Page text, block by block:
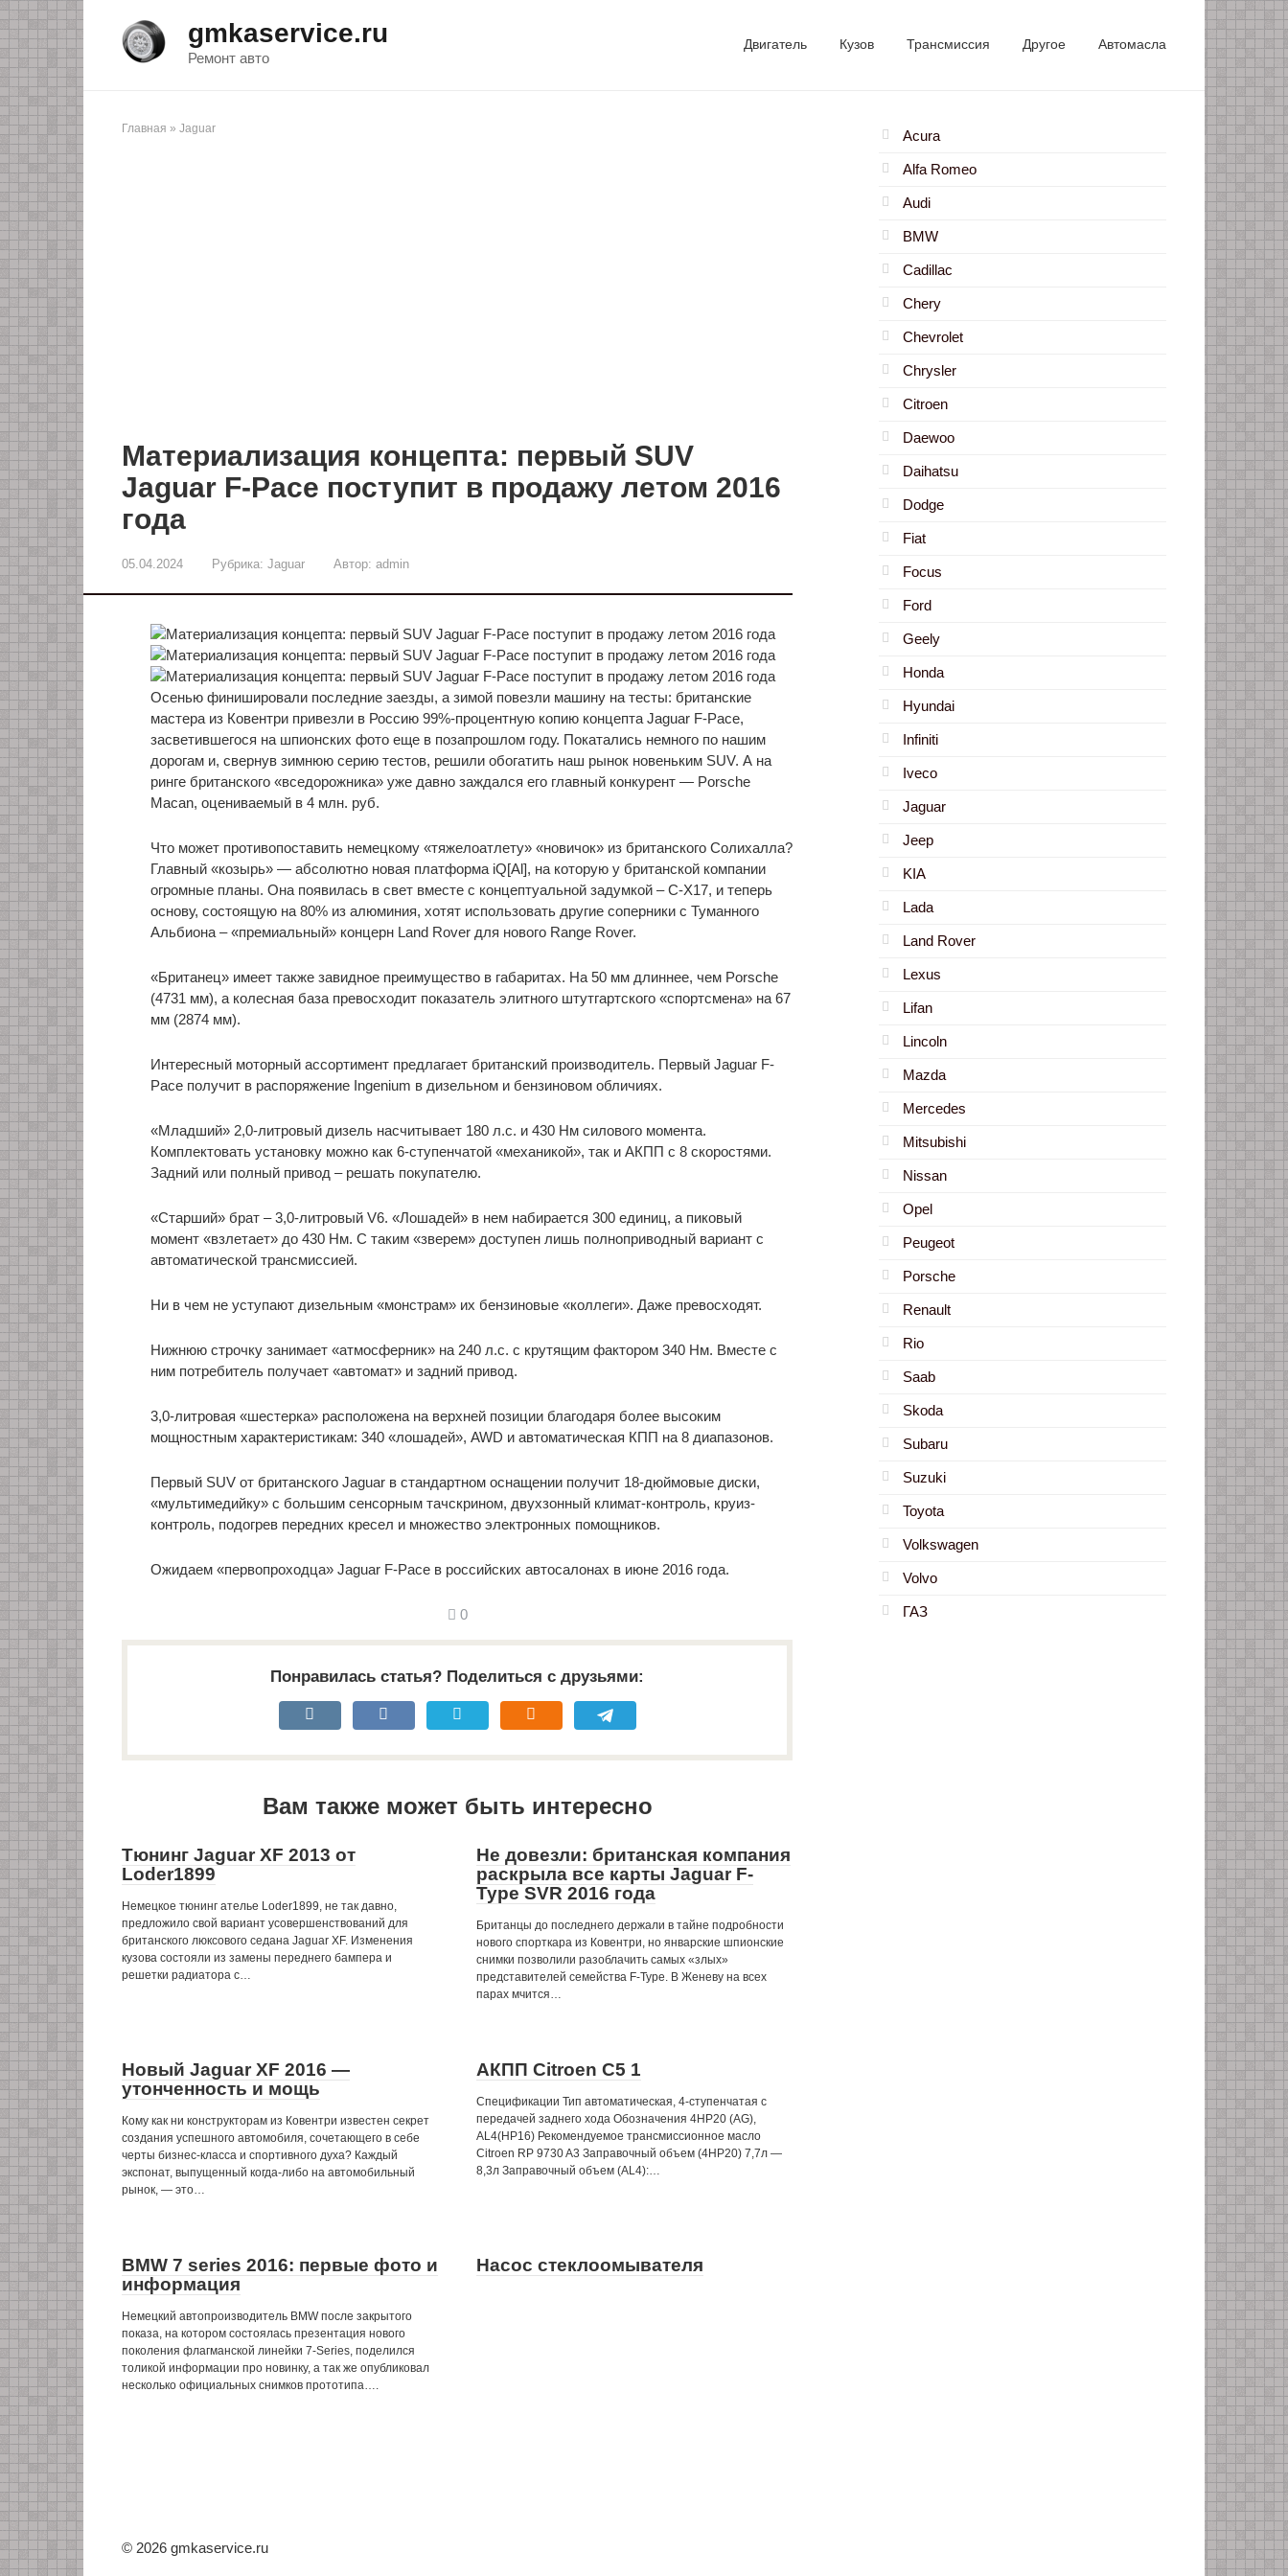
Перейти
к
контенту
gmkaservice.ru
Ремонт авто
Двигатель Кузов Трансмиссия Другое Автомасла
Главная » Jaguar
Материализация концепта: первый SUV
Jaguar F-Pace поступит в продажу летом 2016
года
05.04.2024 Рубрика: Jaguar Автор: admin
Осенью финишировали последние заезды, а зимой повезли машину на тесты: британские
мастера из Ковентри привезли в Россию 99%-процентную копию концепта Jaguar F-Pace,
засветившегося на шпионских фото еще в позапрошлом году. Покатались немного по нашим
дорогам и, свернув зимнюю серию тестов, решили обогатить наш рынок новеньким SUV. А на
ринге британского «вседорожника» уже давно заждался его главный конкурент — Porsche
Macan, оцениваемый в 4 млн. руб.
Что может противопоставить немецкому «тяжелоатлету» «новичок» из британского Солихалла?
Главный «козырь» — абсолютно новая платформа iQ[Al], на которую у британской компании
огромные планы. Она появилась в свет вместе с концептуальной задумкой – C-X17, и теперь
основу, состоящую на 80% из алюминия, хотят использовать другие соперники с Туманного
Альбиона – «премиальный» концерн Land Rover для нового Range Rover.
«Британец» имеет также завидное преимущество в габаритах. На 50 мм длиннее, чем Porsche
(4731 мм), а колесная база превосходит показатель элитного штутгартского «спортсмена» на 67
мм (2874 мм).
Интересный моторный ассортимент предлагает британский производитель. Первый Jaguar F-
Pace получит в распоряжение Ingenium в дизельном и бензиновом обличиях.
«Младший» 2,0-литровый дизель насчитывает 180 л.с. и 430 Нм силового момента.
Комплектовать установку можно как 6-ступенчатой «механикой», так и АКПП с 8 скоростями.
Задний или полный привод – решать покупателю.
«Старший» брат – 3,0-литровый V6. «Лошадей» в нем набирается 300 единиц, а пиковый
момент «взлетает» до 430 Нм. С таким «зверем» доступен лишь полноприводный вариант с
автоматической трансмиссией.
Ни в чем не уступают дизельным «монстрам» их бензиновые «коллеги». Даже превосходят.
Нижнюю строчку занимает «атмосферник» на 240 л.с. с крутящим фактором 340 Нм. Вместе с
ним потребитель получает «автомат» и задний привод.
3,0-литровая «шестерка» расположена на верхней позиции благодаря более высоким
мощностным характеристикам: 340 «лошадей», AWD и автоматическая КПП на 8 диапазонов.
Первый SUV от британского Jaguar в стандартном оснащении получит 18-дюймовые диски,
«мультимедийку» с большим сенсорным тачскрином, двухзонный климат-контроль, круиз-
контроль, подогрев передних кресел и множество электронных помощников.
Ожидаем «первопроходца» Jaguar F-Pace в российских автосалонах в июне 2016 года.
0
Понравилась статья? Поделиться с друзьями:
Вам также может быть интересно
Тюнинг Jaguar XF 2013 от
Loder1899
Немецкое тюнинг ателье Loder1899, не так давно,
предложило свой вариант усовершенствований для
британского люксового седана Jaguar XF. Изменения
кузова состояли из замены переднего бампера и
решетки радиатора с…
Не довезли: британская компания
раскрыла все карты Jaguar F-
Type SVR 2016 года
Британцы до последнего держали в тайне подробности
нового спорткара из Ковентри, но январские шпионские
снимки позволили разоблачить самых «злых»
представителей семейства F-Type. В Женеву на всех
парах мчится…
Новый Jaguar XF 2016 —
утонченность и мощь
Кому как ни конструкторам из Ковентри известен секрет
создания успешного автомобиля, сочетающего в себе
черты бизнес-класса и спортивного духа? Каждый
экспонат, выпущенный когда-либо на автомобильный
рынок, — это…
АКПП Citroen C5 1
Спецификации Тип автоматическая, 4-ступенчатая с
передачей заднего хода Обозначения 4НР20 (AG),
AL4(HP16) Рекомендуемое трансмиссионное масло
Citroen RP 9730 A3 Заправочный объем (4НР20) 7,7л —
8,3л Заправочный объем (AL4):…
BMW 7 series 2016: первые фото и
информация
Немецкий автопроизводитель BMW после закрытого
показа, на котором состоялась презентация нового
поколения флагманской линейки 7-Series, поделился
толикой информации про новинку, а так же опубликовал
несколько официальных снимков прототипа….
Насос стеклоомывателя
Acura
Alfa Romeo
Audi
BMW
Cadillac
Chery
Chevrolet
Chrysler
Citroen
Daewoo
Daihatsu
Dodge
Fiat
Focus
Ford
Geely
Honda
Hyundai
Infiniti
Iveco
Jaguar
Jeep
KIA
Lada
Land Rover
Lexus
Lifan
Lincoln
Mazda
Mercedes
Mitsubishi
Nissan
Opel
Peugeot
Porsche
Renault
Rio
Saab
Skoda
Subaru
Suzuki
Toyota
Volkswagen
Volvo
ГАЗ
© 2026 gmkaservice.ru